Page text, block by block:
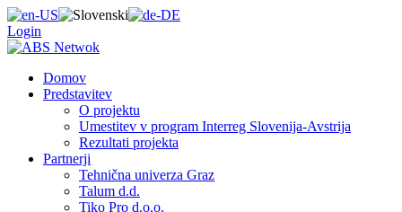
Login
Domov
Predstavitev
O projektu
Umestitev v program Interreg Slovenija-Avstrija
Rezultati projekta
Partnerji
Tehnična univerza Graz
Talum d.d.
Tiko Pro d.o.o.